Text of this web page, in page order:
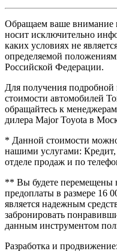
Обращаем ваше внимание
носит исключительно
каких условиях не
определяемой
Российской Федерации.
Для получения
стоимости автомобилей
обращайтесь к
дилера Major Toyota в
* Данной стоимости
нашими услугами:
отделе продаж и по
** Вы будете перемещены
предоплаты в размере 16
является надежным
забронировать
данным инструментом
Разработка и